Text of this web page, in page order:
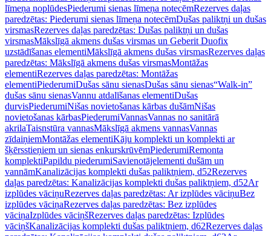
līmeņa noplūdesPiederumi sienas līmeņa notecēmRezerves daļas
paredzētas: Piederumi sienas līmeņa notecēmDušas paliktņi un dušas
virsmasRezerves daļas paredzētas: Dušas paliktņi un dušas
virsmasMākslīgā akmens dušas virsmas un Geberit Duofix
uzstādīšanas elementiMākslīgā akmens dušas virsmasRezerves daļas
paredzētas: Mākslīgā akmens dušas virsmasMontāžas
elementiRezerves daļas paredzētas: Montāžas
elementiPiederumiDušas sānu sienasDušas sānu sienas“Walk-in”
dušas sānu sienasVannu atdalīšanas elementiDušas
durvisPiederumiNišas novietošanas kārbas dušāmNišas
novietošanas kārbasPiederumiVannasVannas no sanitārā
akrilaTaisnstūra vannasMākslīgā akmens vannasVannas
zīdaiņiemMontāžas elementiKāju komplekti un komplekti ar
šķērsstieņiem un sienas enkurskrūvēmPiederumiRemonta
komplektiPapildu piederumiSavienotājelementi dušām un
vannāmKanalizācijas komplekti dušas paliktņiem, d52Rezerves
daļas paredzētas: Kanalizācijas komplekti dušas paliktņiem, d52Ar
izplūdes vāciņuRezerves daļas paredzētas: Ar izplūdes vāciņuBez
izplūdes vāciņaRezerves daļas paredzētas: Bez izplūdes
vāciņaIzplūdes vāciņšRezerves daļas paredzētas: Izplūdes
vāciņšKanalizācijas komplekti dušas paliktņiem, d62Rezerves daļas